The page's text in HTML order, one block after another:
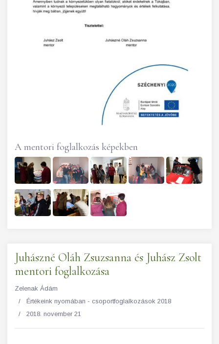
A mentori foglalkozás képekben
Juhászné Oláh Zsuzsanna és Juhász Zsolt
mentori foglalkozása
Zelenak Ádám
Értékeink nyomában - csoportfoglalkozások 2018
2018. november 21